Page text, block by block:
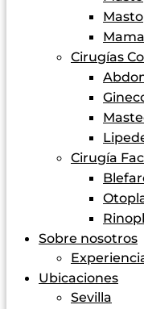
Cirugías
Cirugía
Sobre nosotros
Ubicaciones
Sevilla